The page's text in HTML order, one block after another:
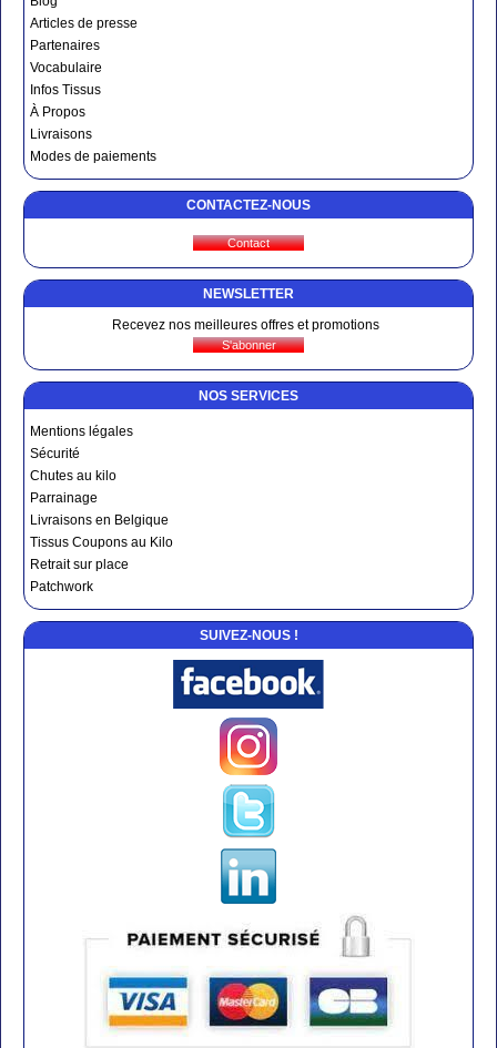
Articles de presse
Partenaires
Vocabulaire
Infos Tissus
À Propos
Livraisons
Modes de paiements
CONTACTEZ-NOUS
NEWSLETTER
Recevez nos meilleures offres et promotions
NOS SERVICES
Mentions légales
Sécurité
Chutes au kilo
Parrainage
Livraisons en Belgique
Tissus Coupons au Kilo
Retrait sur place
Patchwork
SUIVEZ-NOUS !